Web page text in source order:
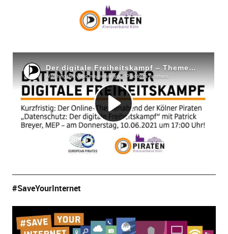
#SaveYourInternet